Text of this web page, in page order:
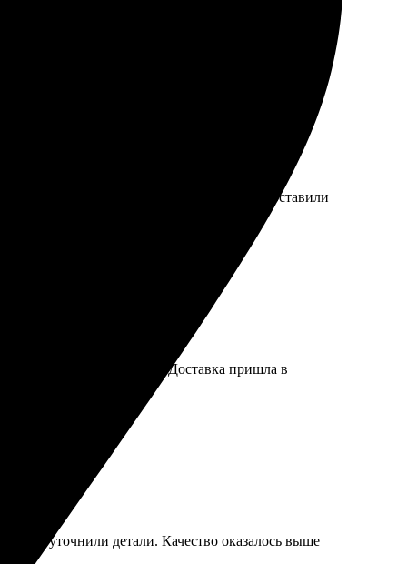
загрузить картинки, и всё сразу пошло без
стильно и уютно. Отлично подошли для дома,
высоте! Оперативно обработали заказ. Доставили
все просто и удобно. Доставка пришла в
уточнили детали. Качество оказалось выше